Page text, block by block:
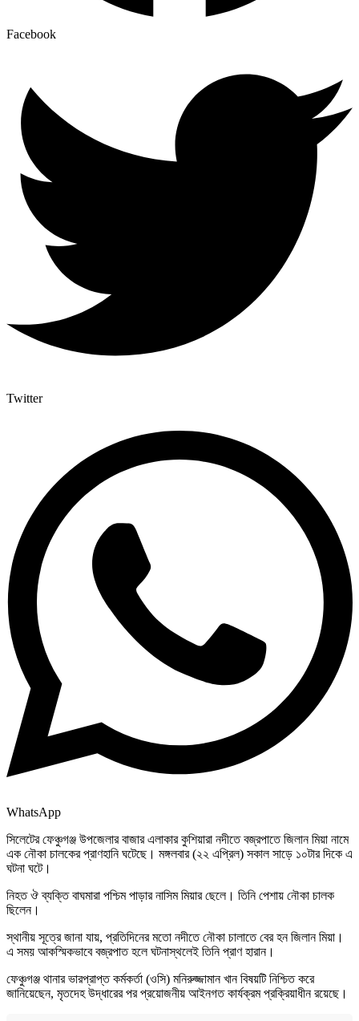
Facebook
Twitter
WhatsApp
সিলেটের ফেঞ্চুগঞ্জ উপজেলার বাজার এলাকার কুশিয়ারা নদীতে বজ্রপাতে জিলান মিয়া নামে
এক নৌকা চালকের প্রাণহানি ঘটেছে। মঙ্গলবার (২২ এপ্রিল) সকাল সাড়ে ১০টার দিকে এ
ঘটনা ঘটে।
নিহত ঔ ব্যক্তি বাঘমারা পশ্চিম পাড়ার নাসিম মিয়ার ছেলে। তিনি পেশায় নৌকা চালক
ছিলেন।
স্থানীয় সূত্রে জানা যায়, প্রতিদিনের মতো নদীতে নৌকা চালাতে বের হন জিলান মিয়া।
এ সময় আকস্মিকভাবে বজ্রপাত হলে ঘটনাস্থলেই তিনি প্রাণ হারান।
ফেঞ্চুগঞ্জ থানার ভারপ্রাপ্ত কর্মকর্তা (ওসি) মনিরুজ্জামান খান বিষয়টি নিশ্চিত করে
জানিয়েছেন, মৃতদেহ উদ্ধারের পর প্রয়োজনীয় আইনগত কার্যক্রম প্রক্রিয়াধীন রয়েছে।